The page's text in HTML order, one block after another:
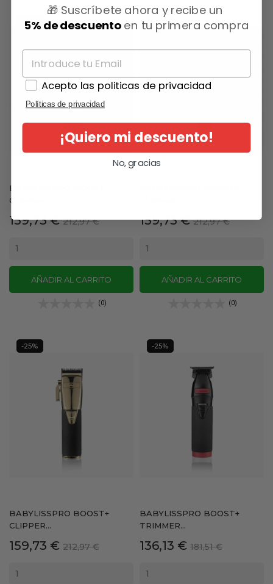
BABYLISSPRO BOOST+
CLIPPER...
Precio
159,73 €Precio
212,97 €
AÑADIR AL CARRITO
(0)
-25%
Precio
159,73 €Precio
212,97 €
AÑADIR AL CARRITO
(0)
-25%
BABYLISSPRO BOOST+
CLIPPER...
Precio
159,73 € Precio
212,97 €
-25%
BABYLISSPRO BOOST+
TRIMMER...
Precio
136,13 € Precio
181,51 €
-25%
🎁 Suscríbete ahora y recibe un
5% de descuentoen tu primera compra
Acepto las politicas de privacidad
Políticas de privacidad
¡Quiero mi descuento!
No, gracias